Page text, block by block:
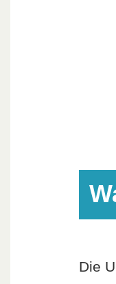
Die